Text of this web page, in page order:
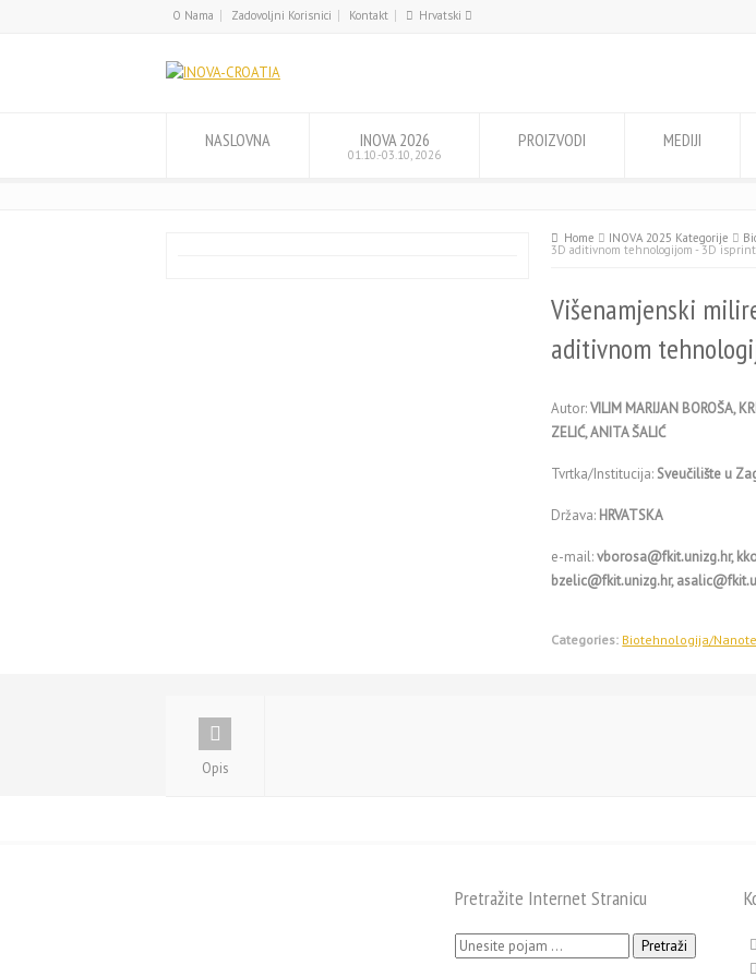
O Nama Zadovoljni Korisnici Kontakt
Hrvatski
NASLOVNA INOVA 2026
01.10.-03.10, 2026
PROIZVODI MEDIJI
Home INOVA 2025 Kategorije
3D aditivnom tehnologijom - 3D
Višenamjenski
aditivnom
Autor:VILIM MARIJAN BOROŠA,
ZELIĆ, ANITA ŠALIĆ
Tvrtka/Institucija: Sveučilište u
Država: HRVATSKA
e-mail:vborosa@fkit.unizg.hr,
bzelic@fkit.unizg.hr,
Categories: Biotehnologija/
Opis
Pretražite Internet Stranicu
Pretraži: